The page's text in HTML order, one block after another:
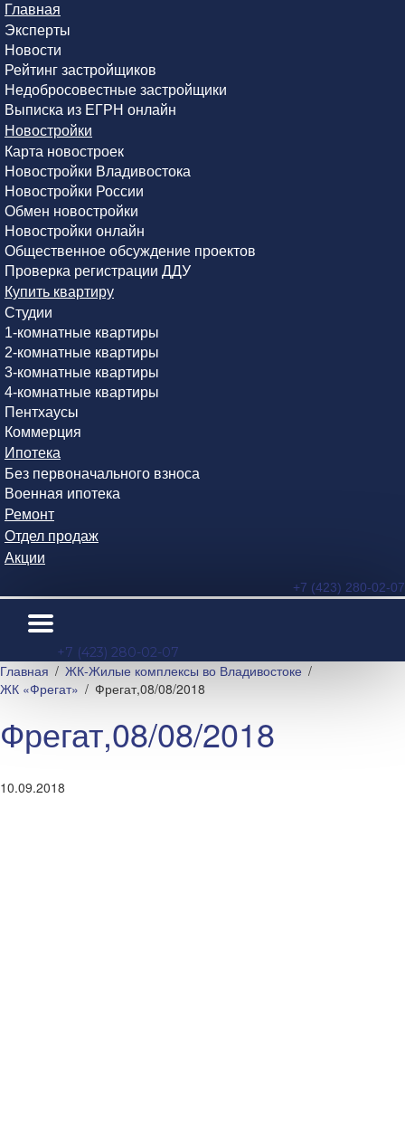
Главная
Эксперты
Новости
Рейтинг застройщиков
Недобросовестные застройщики
Выписка из ЕГРН онлайн
Новостройки
Карта новостроек
Новостройки Владивостока
Новостройки России
Обмен новостройки
Новостройки онлайн
Общественное обсуждение проектов
Проверка регистрации ДДУ
Купить квартиру
Студии
1-комнатные квартиры
2-комнатные квартиры
3-комнатные квартиры
4-комнатные квартиры
Пентхаусы
Коммерция
Ипотека
Без первоначального взноса
Военная ипотека
Ремонт
Отдел продаж
Акции
+7 (423) 280-02-07
+7 (423) 280-02-07
Главная
ЖК-Жилые комплексы во Владивостоке
ЖК «Фрегат»
Фрегат,08/08/2018
Фрегат,08/08/2018
10.09.2018